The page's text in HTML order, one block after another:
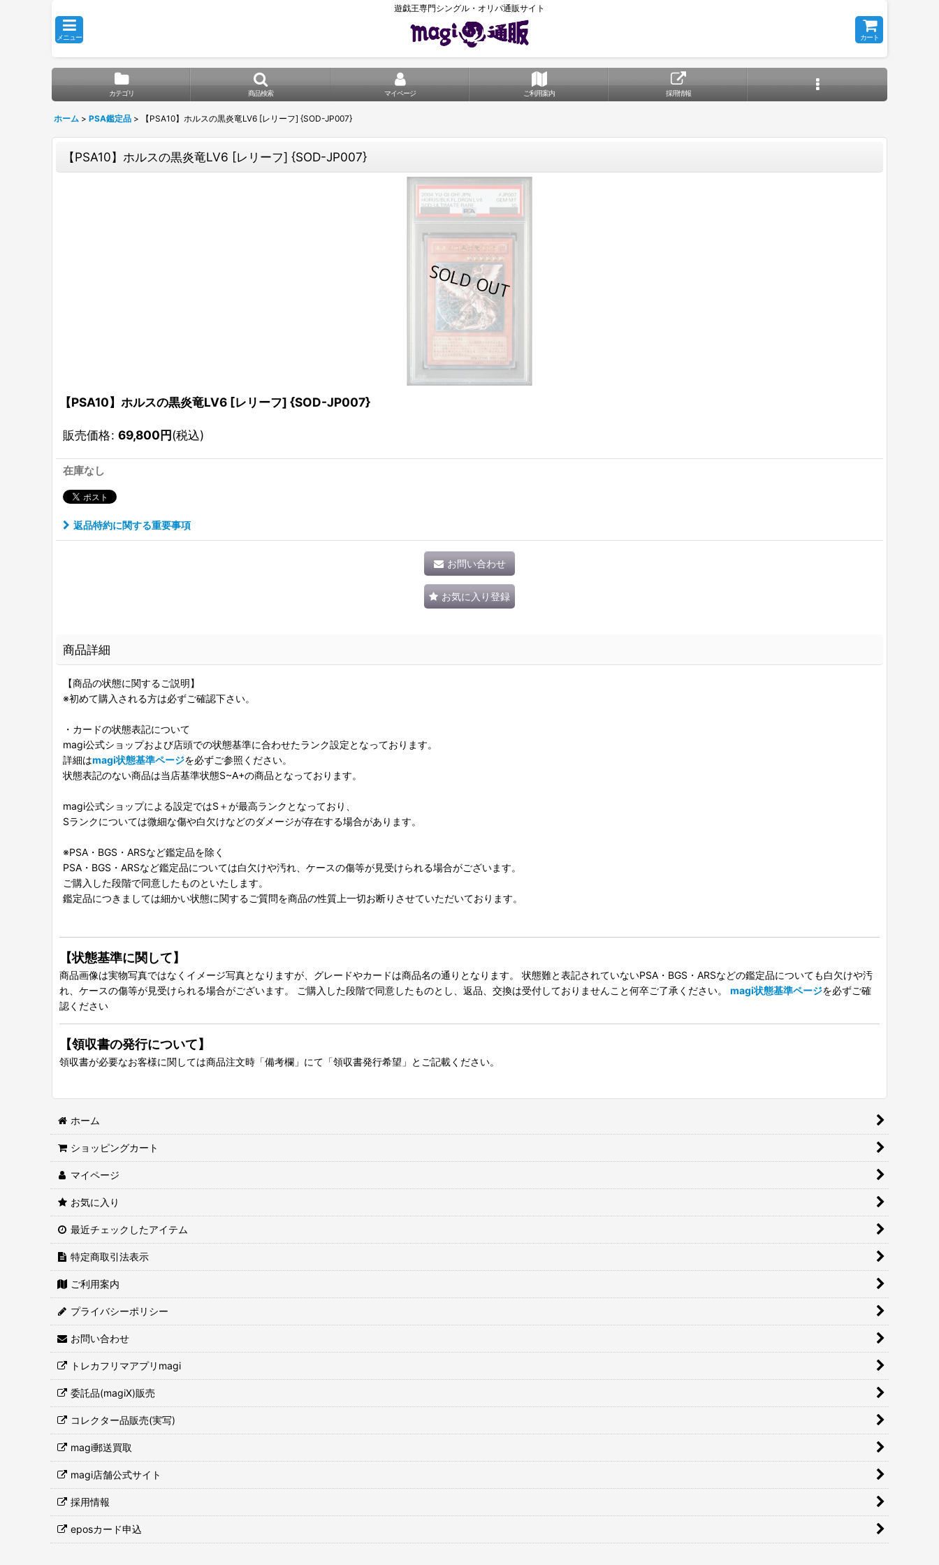
遊戯王専門シングル・オリパ通販サイト
メニュー カート
カテゴリ 商品検索 マイページ ご利用案内 採用情報
ホーム > PSA鑑定品 > 【PSA10】ホルスの黒炎竜LV6 [レリーフ] {SOD-JP007}
【PSA10】ホルスの黒炎竜LV6 [レリーフ] {SOD-JP007}
【PSA10】ホルスの黒炎竜LV6 [レリーフ] {SOD-JP007}
販売価格: 69,800円(税込)
在庫なし
返品特約に関する重要事項
お問い合わせ
お気に入り登録
商品詳細
【商品の状態に関するご説明】
※初めて購入される方は必ずご確認下さい。
・カードの状態表記について
magi公式ショップおよび店頭での状態基準に合わせたランク設定となっております。
詳細はmagi状態基準ページを必ずご参照ください。
状態表記のない商品は当店基準状態S~A+の商品となっております。
magi公式ショップによる設定ではS＋が最高ランクとなっており、
Sランクについては微細な傷や白欠けなどのダメージが存在する場合があります。
※PSA・BGS・ARSなど鑑定品を除く
PSA・BGS・ARSなど鑑定品については白欠けや汚れ、ケースの傷等が見受けられる場合がございます。
ご購入した段階で同意したものといたします。
鑑定品につきましては細かい状態に関するご質問を商品の性質上一切お断りさせていただいております。
【状態基準に関して】
商品画像は実物写真ではなくイメージ写真となりますが、グレードやカードは商品名の通りとなります。 状態難と表記されていないPSA・BGS・ARSなどの鑑定品についても白欠けや汚
れ、ケースの傷等が見受けられる場合がございます。 ご購入した段階で同意したものとし、返品、交換は受付しておりませんこと何卒ご了承ください。 magi状態基準ページを必ずご確
認ください
【領収書の発行について】
領収書が必要なお客様に関しては商品注文時「備考欄」にて「領収書発行希望」とご記載ください。
ホーム
ショッピングカート
マイページ
お気に入り
最近チェックしたアイテム
特定商取引法表示
ご利用案内
プライバシーポリシー
お問い合わせ
トレカフリマアプリmagi
委託品(magiX)販売
コレクター品販売(実写)
magi郵送買取
magi店舗公式サイト
採用情報
eposカード申込